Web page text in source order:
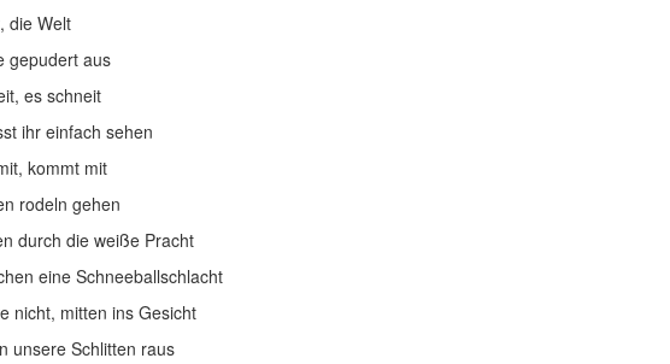
die Welt
gepudert aus
es schneit
ihr einfach sehen
kommt mit
rodeln gehen
durch die weiße Pracht
eine Schneeballschlacht
nicht, mitten ins Gesicht
unsere Schlitten raus